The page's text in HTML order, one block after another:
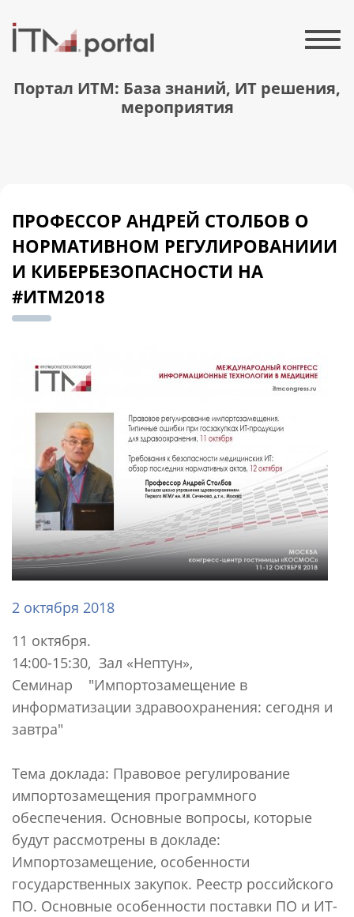
Портал ИТМ: База знаний, ИТ решения,
мероприятия
ПРОФЕССОР АНДРЕЙ СТОЛБОВ О
НОРМАТИВНОМ РЕГУЛИРОВАНИИИ
И КИБЕРБЕЗОПАСНОСТИ НА
#ИТМ2018
2 октября 2018
11 октября.
14:00-15:30, Зал «Нептун»,
Семинар "Импортозамещение в
информатизации здравоохранения: сегодня и
завтра"
Тема доклада: Правовое регулирование
импортозамещения программного
обеспечения. Основные вопросы, которые
будут рассмотрены в докладе:
Импортозамещение, особенности
государственных закупок. Реестр российского
ПО. Основные особенности поставки ПО и ИТ-